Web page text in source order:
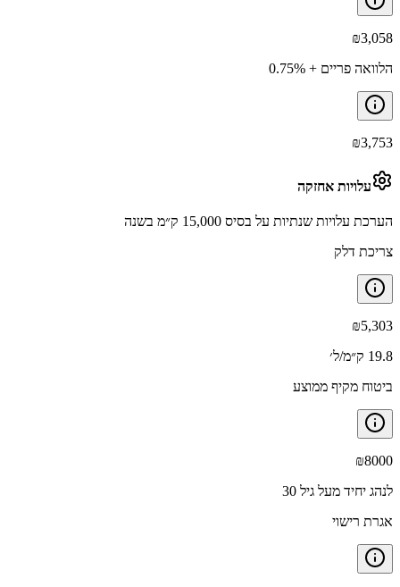
₪3,058
הלוואה פריים + 0.75%
₪3,753
עלויות אחזקה
הערכת עלויות שנתיות על בסיס 15,000 ק״מ בשנה
צריכת דלק
₪5,303
19.8 ק״מ/ל׳
ביטוח מקיף ממוצע
₪8000
לנהג יחיד מעל גיל 30
אגרת רישוי